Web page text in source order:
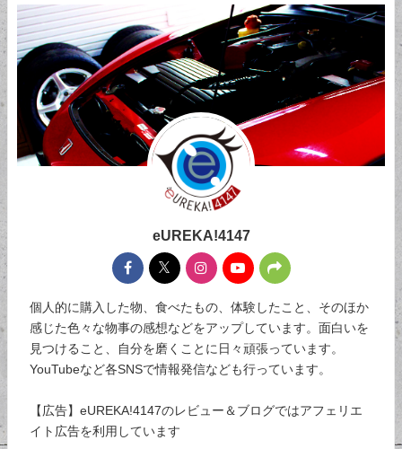
eUREKA!4147
個人的に購入した物、食べたもの、体験したこと、そのほか
感じた色々な物事の感想などをアップしています。面白いを
見つけること、自分を磨くことに日々頑張っています。
YouTubeなど各SNSで情報発信なども行っています。
【広告】eUREKA!4147のレビュー＆ブログではアフェリエ
イト広告を利用しています